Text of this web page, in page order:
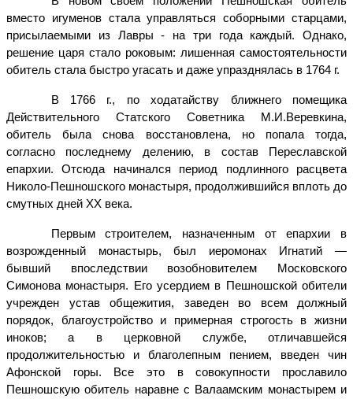
вместо игуменов стала управляться соборными старцами,
присылаемыми из Лавры - на три года каждый. Однако,
решение царя стало роковым: лишенная самостоятельности
обитель стала быстро угасать и даже упразднялась в 1764 г.
В 1766 г., по ходатайству ближнего помещика
Действительного Статского Советника М.И.Веревкина,
обитель была снова восстановлена, но попала тогда,
согласно последнему делению, в состав Переславской
епархии. Отсюда начинался период подлинного расцвета
Николо-Пешношского монастыря, продолжившийся вплоть до
смутных дней XX века.
Первым строителем, назначенным от епархии в
возрожденный монастырь, был иеромонах Игнатий —
бывший впоследствии возобновителем Московского
Симонова монастыря. Его усердием в Пешношской обители
учрежден устав общежития, заведен во всем должный
порядок, благоустройство и примерная строгость в жизни
иноков; а в церковной службе, отличавшейся
продолжительностью и благолепным пением, введен чин
Афонской горы. Все это в совокупности прославило
Пешношскую обитель наравне с Валаамским монастырем и